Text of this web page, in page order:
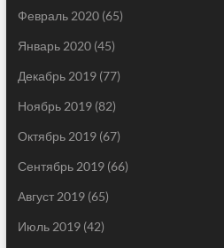
Февраль 2020(65)
Январь 2020(45)
Декабрь 2019(77)
Ноябрь 2019(82)
Октябрь 2019(67)
Сентябрь 2019(66)
Август 2019(65)
Июль 2019(42)